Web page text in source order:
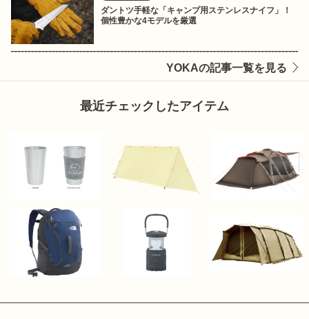
ダントツ手軽な「キャンプ用ステンレスナイフ」！
個性豊かな4モデルを厳選
YOKAの記事一覧を見る
最近チェックしたアイテム